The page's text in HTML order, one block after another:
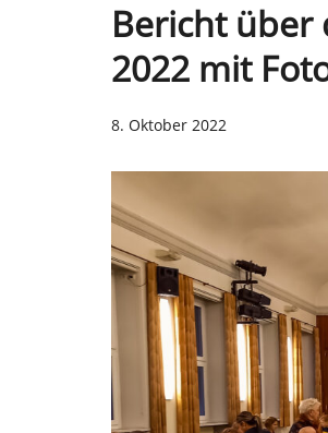
Bericht über
2022 mit
8. Oktober 2022